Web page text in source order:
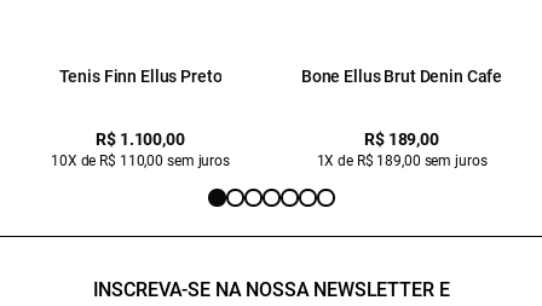
Tenis Finn Ellus Preto
R$ 1.100,00
10X de R$ 110,00 sem juros
Bone Ellus Brut Denin Cafe
R$ 189,00
1X de R$ 189,00 sem juros
INSCREVA-SE NA NOSSA NEWSLETTER E